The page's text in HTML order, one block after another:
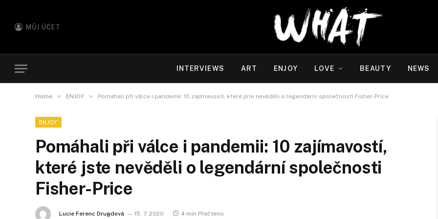
MŮJ ÚČET
INTERVIEWS ART ENJOY LOVE BEAUTY NEWS
Home » ENJOY » Pomáhali při válce i pandemii: 10 zajímavostí, které jste nevěděli o legendární společnosti Fisher-Price
ENJOY
Pomáhali při válce i pandemii: 10 zajímavostí,
které jste nevěděli o legendární společnosti
Fisher-Price
Lucie Ferenc Drugdová 15. 7. 2020 4 min Přečteno